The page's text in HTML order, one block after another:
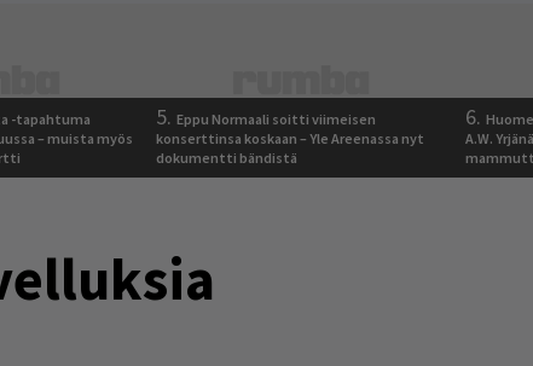
-tapahtuma
– muista myös
5. Eppu Normaali soitti viimeisen
konserttinsa koskaan – Yle Areenassa nyt
dokumentti bändistä
6.
A.W.